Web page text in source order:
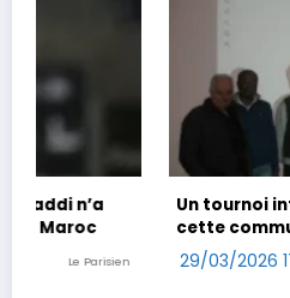
Un tournoi international
cette commune de Loire-
29/03/2026 17:49